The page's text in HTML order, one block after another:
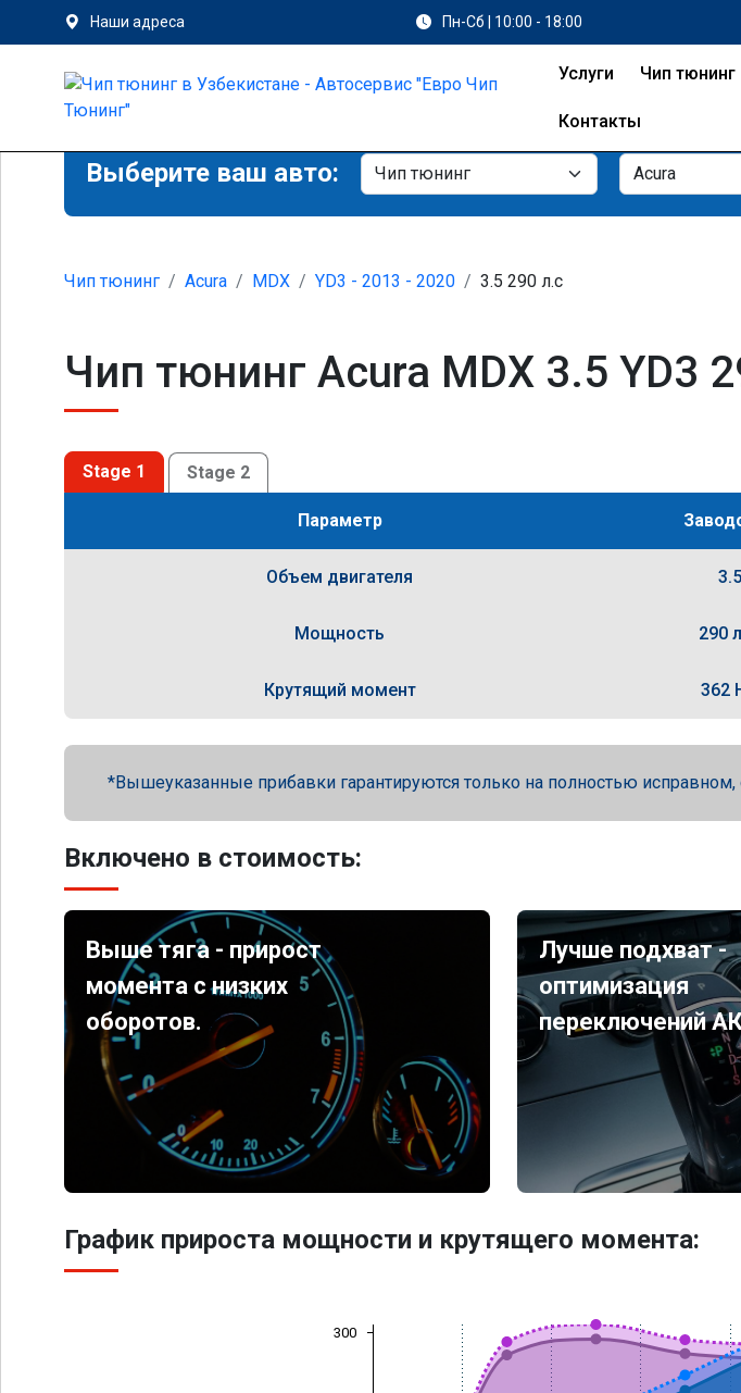
Наши адреса Пн-Сб | 10:00 - 18:00
Услуги Чип тюнинг
Контакты
Выберите ваш авто:
Чип тюнинг Acura MDX YD3 - 2013 - 2020 3.5 290 л.с
Чип тюнинг Acura MDX 3.5 YD3
Stage 1 Stage 2
Параметр
Объем двигателя 3.5
Мощность 290
Крутящий момент 362
Вышеуказанные прибавки гарантируются только на полностью
Включено в стоимость:
Выше тяга - прирост
момента с низких
оборотов.
Лучше подхват -
оптимизация
переключений
График прироста мощности и крутящего момента:
300